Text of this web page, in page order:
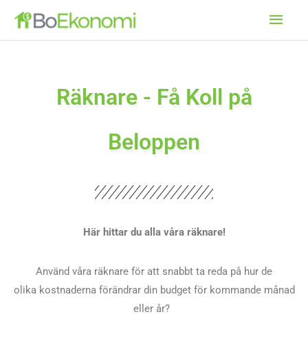
Hoppa
Räknare - Få Koll på
Beloppen
Här hittar du alla våra räknare!
Använd våra räknare för att snabbt ta reda på hur de
olika kostnaderna förändrar din budget för kommande månad
eller år?